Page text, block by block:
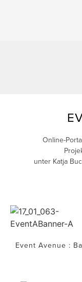
Online-
unter Katja
Event Avenue :